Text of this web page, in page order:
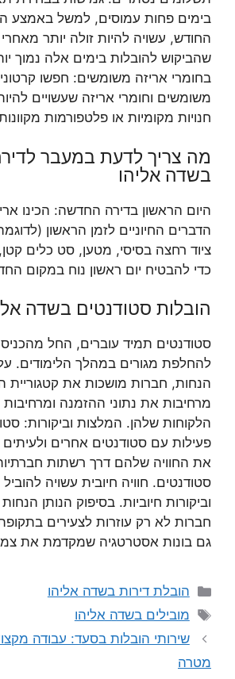
בימים פחות עמוסים, למשל באמצע
החודש, עשויה להיות זולה יותר
שהביקוש להובלות בימים אלה נמוך
בחומרי אריזה משומשים: חפשו
משומשים וחומרי אריזה שעשויים
חנויות מקומיות או פלטפורמות
מה צריך לדעת במעבר
בשדה אליהו
היום הראשון בדירה החדשה: הכינו
הדברים החיוניים לזמן הראשון
ציוד רחצה בסיסי, מטען, סט כלים
כדי להבטיח יום ראשון נוח במקום
הובלות סטודנטים בשדה
סטודנטים תמיד עוברים, החל
להחלפת מגורים במהלך הלימודים.
הנחות, חברות מושכות את קטגוריית
מרחיבות את נתוני ההזמנה
הלקוחות שלהן. המלצות וביקורות:
פעילות עם סטודנטים אחרים
את החוויה שלהם דרך רשתות
סטודנטים. חוויה חיובית עשויה
וביקורות חיוביות. בסיפוק הנותן
חברות לא רק עוזרות לצעירים
גם בונות אסטרטגיה שמקדמת את
קטגוריות
הובלת דירות בשדה אליהו
תגיות
מובילים בשדה אליהו
שירותי הובלות בסעד: עבודה
מטרה